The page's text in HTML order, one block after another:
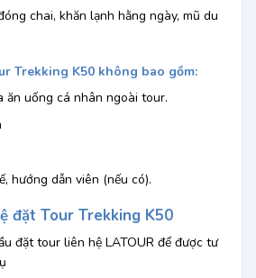
chai, khăn lạnh hằng ngày, mũ du
Trekking K50 không bao gồm:
ăn uống cá nhân ngoài tour.
hướng dẫn viên (nếu có).
đặt Tour Trekking K50
đặt tour liên hệ LATOUR để được tư